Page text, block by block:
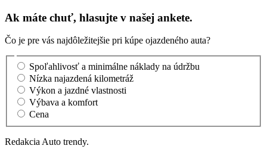
Ak máte chuť, hlasujte v našej ankete.
Čo je pre vás najdôležitejšie pri kúpe ojazdeného auta?
Spoľahlivosť a minimálne náklady na údržbu
Nízka najazdená kilometráž
Výkon a jazdné vlastnosti
Výbava a komfort
Cena
Redakcia Auto trendy.